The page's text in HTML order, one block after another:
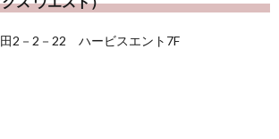
2－2－22 ハービスエント7F